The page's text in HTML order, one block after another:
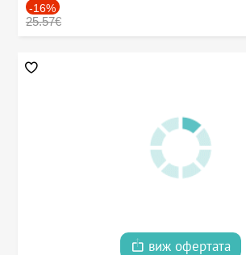
-16%
25.57€
виж офертата